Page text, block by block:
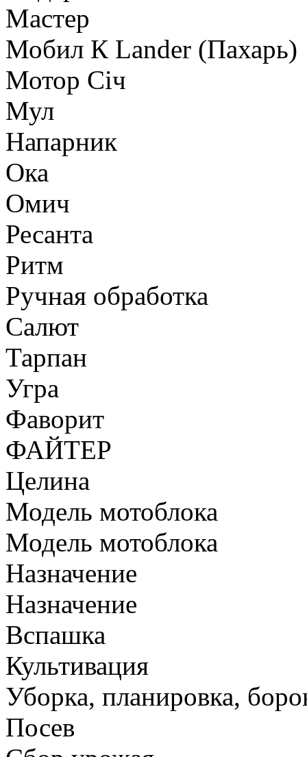
Мастер
Мобил К Lander (Пахарь)
Мотор Сiч
Мул
Напарник
Ока
Омич
Ресанта
Ритм
Ручная обработка
Салют
Тарпан
Угра
Фаворит
ФАЙТЕР
Целина
Модель мотоблока
Модель мотоблока
Назначение
Назначение
Вспашка
Культивация
Уборка, планировка,
Посев